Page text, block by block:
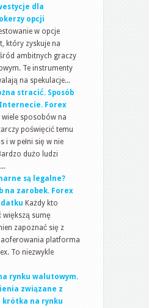
dla
opcji
w opcje
który zyskuje na
ambitnych graczy
Te instrumenty
na spekulacje...
stracić. Sposób
Forex
wiele sposobów na
poświęcić temu
i w pełni się w nie
dużo ludzi
są legalne?
na zarobek. Forex
Każdy kto
większą sumę
zapoznać się z
platforma
To niezwykle
rynku walutowym.
związane z
krótka na rynku